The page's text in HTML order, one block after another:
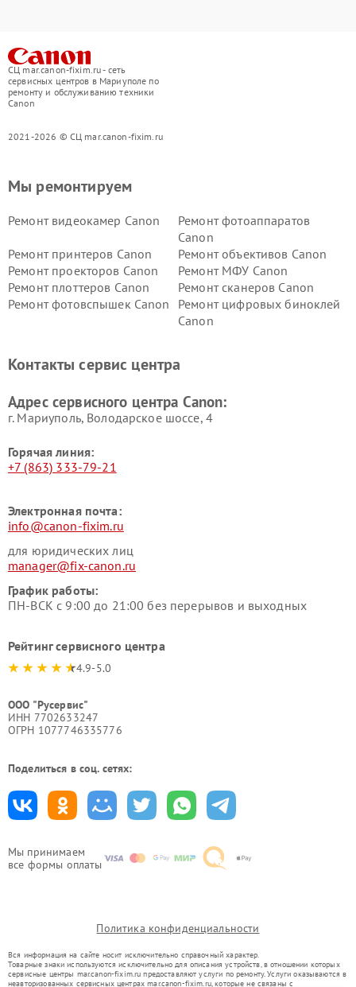
СЦ mar.canon-fixim.ru - сеть
сервисных центров в Мариуполе по
ремонту и обслуживанию техники
Canon
2021-2026 © СЦ mar.canon-fixim.ru
Мы принимаем
все формы оплаты
Мы ремонтируем
Ремонт видеокамер Canon
Ремонт фотоаппаратов
Canon
Ремонт принтеров Canon
Ремонт объективов Canon
Ремонт проекторов Canon
Ремонт МФУ Canon
Ремонт плоттеров Canon
Ремонт сканеров Canon
Ремонт фотовспышек Canon
Ремонт цифровых биноклей
Canon
Контакты сервис центра
Адрес сервисного центра Canon:
г. Мариуполь, Володарское шоссе, 4
Горячая линия:
+7 (863) 333-79-21
Электронная почта:
info@canon-fixim.ru
для юридических лиц
manager@fix-canon.ru
График работы:
ПН-ВСК с 9:00 до 21:00 без перерывов и выходных
Рейтинг сервисного центра
4.9-5.0
ООО "Русервис"
ИНН 7702633247
ОГРН 1077746335776
Поделиться в соц. сетях:
Политика конфиденциальности
Вся информация на сайте носит исключительно справочный характер.
Товарные знаки используются исключительно для описания устройств, в отношении которых
сервисные центры mar.canon-fixim.ru предоставляют услуги по ремонту. Услуги оказываются в
неавторизованных сервисных центрах mar.canon-fixim.ru, которые не связаны с